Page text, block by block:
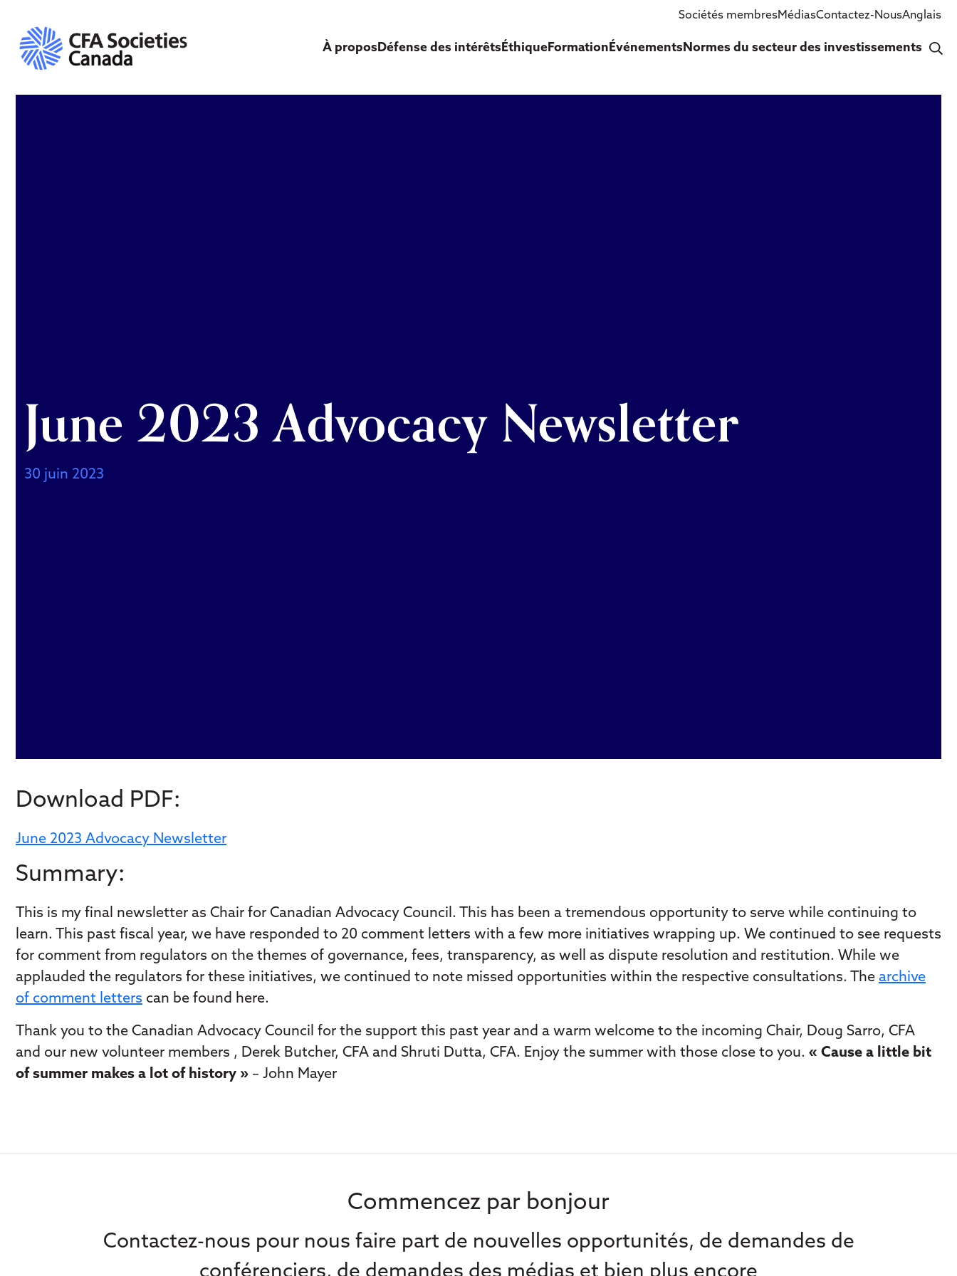
Sociétés membresMédiasContactez-NousAnglais
À proposDéfense des intérêtsÉthiqueFormationÉvénementsNormes du secteur des investissements
June 2023 Advocacy Newsletter
30 juin 2023
Download PDF:
June 2023 Advocacy Newsletter
Summary:
This is my final newsletter as Chair for Canadian Advocacy Council. This has been a tremendous opportunity to serve while continuing to
learn. This past fiscal year, we have responded to 20 comment letters with a few more initiatives wrapping up. We continued to see requests
for comment from regulators on the themes of governance, fees, transparency, as well as dispute resolution and restitution. While we
applauded the regulators for these initiatives, we continued to note missed opportunities within the respective consultations. The archive
of comment letters can be found here.
Thank you to the Canadian Advocacy Council for the support this past year and a warm welcome to the incoming Chair, Doug Sarro, CFA
and our new volunteer members , Derek Butcher, CFA and Shruti Dutta, CFA. Enjoy the summer with those close to you. « Cause a little bit
of summer makes a lot of history » – John Mayer
Commencez par bonjour
Contactez-nous pour nous faire part de nouvelles opportunités, de demandes de